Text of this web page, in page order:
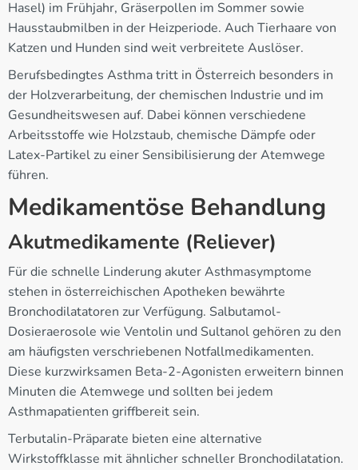
Hasel) im Frühjahr, Gräserpollen im Sommer sowie
Hausstaubmilben in der Heizperiode. Auch Tierhaare von
Katzen und Hunden sind weit verbreitete Auslöser.
Berufsbedingtes Asthma tritt in Österreich besonders in
der Holzverarbeitung, der chemischen Industrie und im
Gesundheitswesen auf. Dabei können verschiedene
Arbeitsstoffe wie Holzstaub, chemische Dämpfe oder
Latex-Partikel zu einer Sensibilisierung der Atemwege
führen.
Medikamentöse Behandlung
Akutmedikamente (Reliever)
Für die schnelle Linderung akuter Asthmasymptome
stehen in österreichischen Apotheken bewährte
Bronchodilatatoren zur Verfügung. Salbutamol-
Dosieraerosole wie Ventolin und Sultanol gehören zu den
am häufigsten verschriebenen Notfallmedikamenten.
Diese kurzwirksamen Beta-2-Agonisten erweitern binnen
Minuten die Atemwege und sollten bei jedem
Asthmapatienten griffbereit sein.
Terbutalin-Präparate bieten eine alternative
Wirkstoffklasse mit ähnlicher schneller Bronchodilatation.